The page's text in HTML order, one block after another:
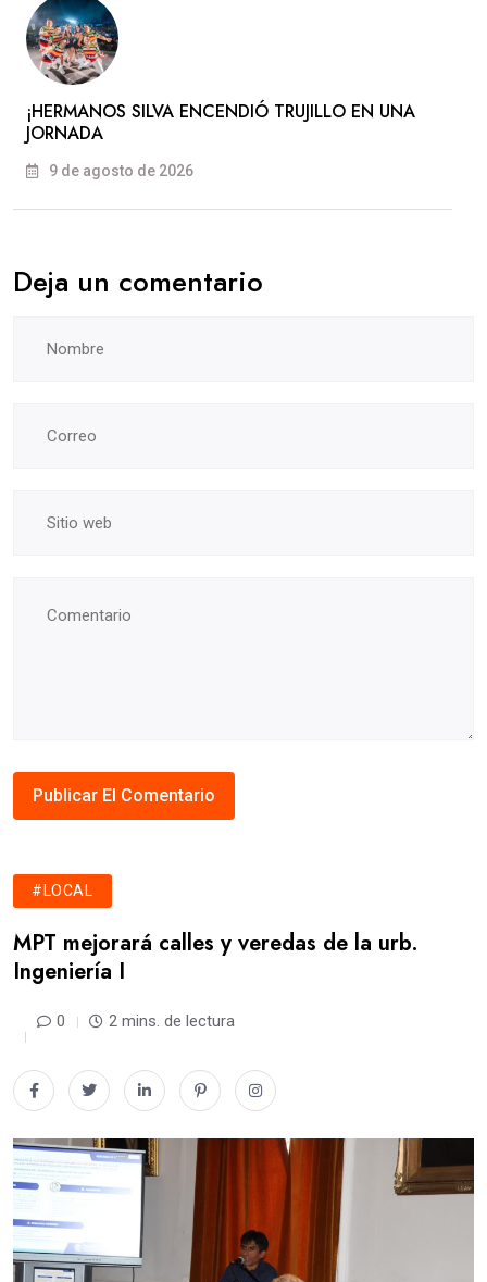
​¡HERMANOS SILVA ENCENDIÓ TRUJILLO EN UNA
JORNADA
9 de agosto de 2026
Deja un comentario
#LOCAL
MPT mejorará calles y veredas de la urb.
Ingeniería I
0 2 mins. de lectura